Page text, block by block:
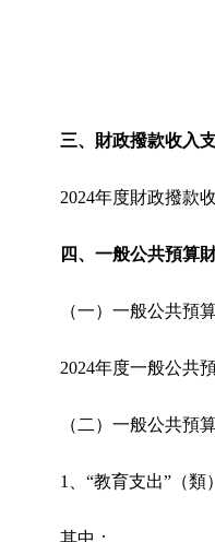
三、財政撥款收入
2024年度財政撥款
四、一般公共預算
（一）一般公共預
2024年度一般公共
（二）一般公共預
1、“教育支出”（類
其中：